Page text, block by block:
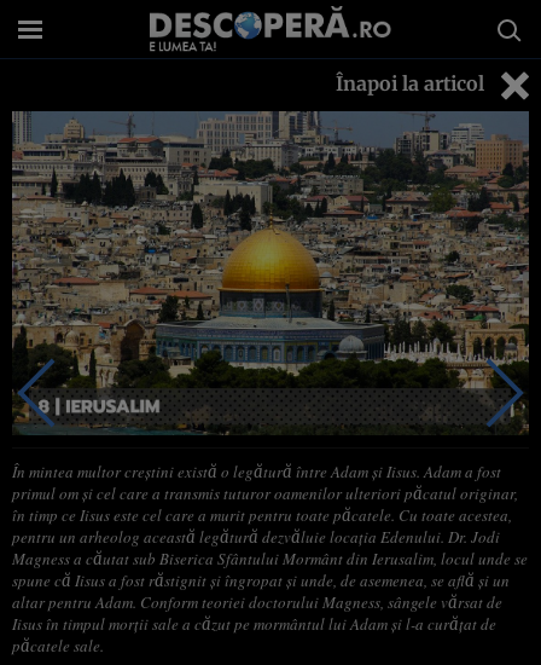
Înapoi la articol
În mintea multor creștini există o legătură între Adam și Iisus. Adam a fost
primul om și cel care a transmis tuturor oamenilor ulteriori păcatul originar,
în timp ce Iisus este cel care a murit pentru toate păcatele. Cu toate acestea,
pentru un arheolog această legătură dezvăluie locația Edenului. Dr. Jodi
Magness a căutat sub Biserica Sfântului Mormânt din Ierusalim, locul unde se
spune că Iisus a fost răstignit și îngropat și unde, de asemenea, se află și un
altar pentru Adam. Conform teoriei doctorului Magness, sângele vărsat de
Iisus în timpul morții sale a căzut pe mormântul lui Adam și l-a curățat de
păcatele sale.